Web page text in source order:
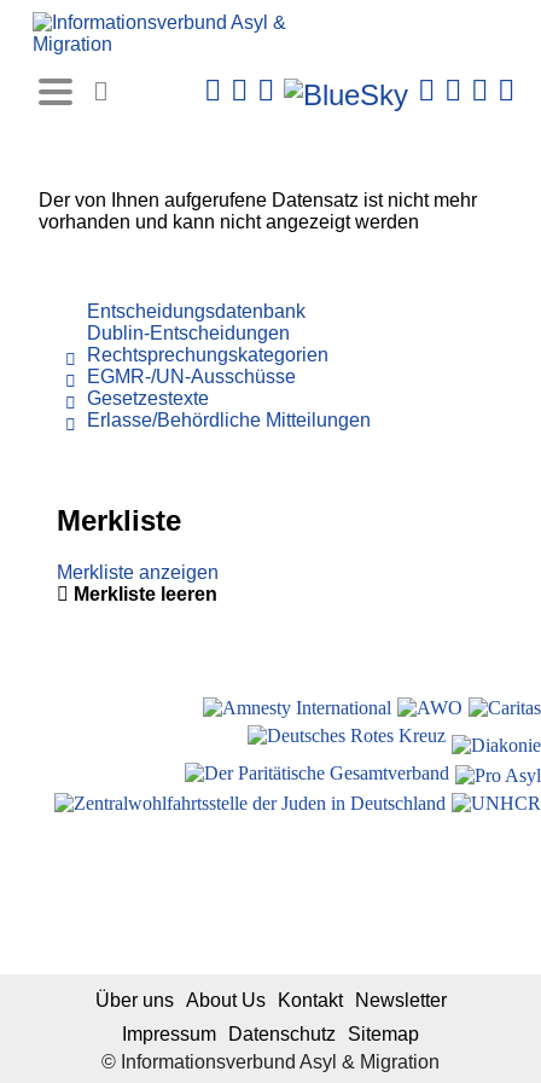
Der von Ihnen aufgerufene Datensatz ist nicht mehr
vorhanden und kann nicht angezeigt werden
Entscheidungsdatenbank
Dublin-Entscheidungen
Rechtsprechungskategorien
EGMR-/UN-Ausschüsse
Gesetzestexte
Erlasse/Behördliche Mitteilungen
Merkliste
Merkliste anzeigen
Merkliste leeren
© Informationsverbund Asyl & Migration
Über uns About Us Kontakt
Newsletter
Impressum
Datenschutz Sitemap